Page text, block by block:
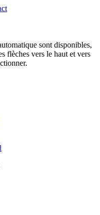
sont disponibles,
flèches vers le haut et vers